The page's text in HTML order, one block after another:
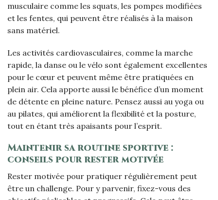
musculaire comme les squats, les pompes modifiées
et les fentes, qui peuvent être réalisés à la maison
sans matériel.
Les activités cardiovasculaires, comme la marche
rapide, la danse ou le vélo sont également excellentes
pour le cœur et peuvent même être pratiquées en
plein air. Cela apporte aussi le bénéfice d’un moment
de détente en pleine nature. Pensez aussi au yoga ou
au pilates, qui améliorent la flexibilité et la posture,
tout en étant très apaisants pour l’esprit.
Maintenir sa routine sportive :
conseils pour rester motivée
Rester motivée pour pratiquer régulièrement peut
être un challenge. Pour y parvenir, fixez-vous des